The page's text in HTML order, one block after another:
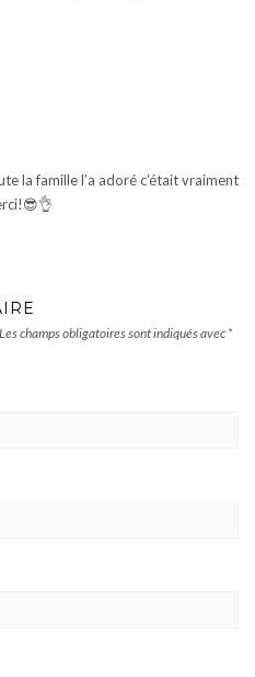
la famille l’a adoré c’était vraiment
Les champs obligatoires sont indiqués avec *